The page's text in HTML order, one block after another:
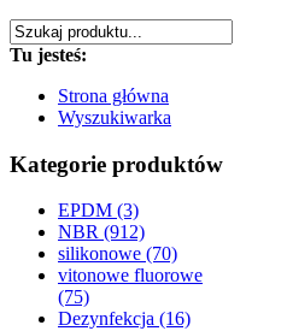
Tu jesteś:
Strona główna
Wyszukiwarka
Kategorie produktów
EPDM (3)
NBR (912)
silikonowe (70)
vitonowe fluorowe
(75)
Dezynfekcja (16)